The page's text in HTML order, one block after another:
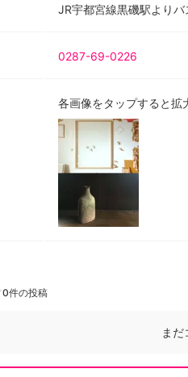
JR宇都宮線黒磯駅より
0287-69-0226
各画像をタップすると拡
0件の投稿
ま